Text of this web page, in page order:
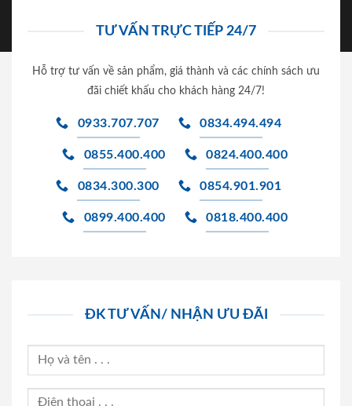
TƯ VẤN TRỰC TIẾP 24/7
Hỗ trợ tư vấn về sản phẩm, giá thành và các chính sách ưu
đãi chiết khấu cho khách hàng 24/7!
0933.707.707 0834.494.494
0855.400.400 0824.400.400
0834.300.300 0854.901.901
0899.400.400 0818.400.400
ĐK TƯ VẤN/ NHẬN ƯU ĐÃI